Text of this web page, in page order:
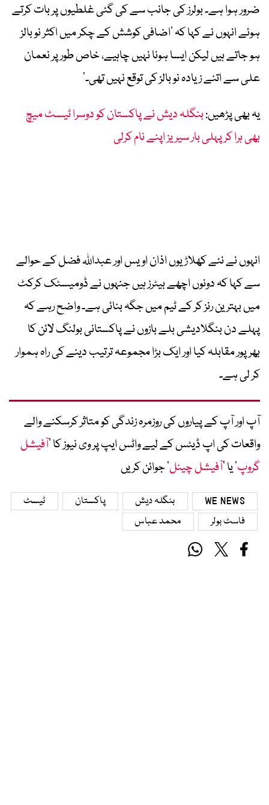
ضرور ہوا ہے۔ بولرز کی جانب سے کی گئی غلطیوں پر بات کرتے
ہوئے انہوں نے کہا کہ ’اضافی کوشش کے چکر میں اکثر نو بالز
ہو جاتے ہیں لیکن ایسا ہونا نہیں چاہیے، خاص طور پر نعمان
علی سے اتنے زیادہ نو بالز کی توقع نہیں تھی۔‘
یہ بھی پڑھیں:بنگلہ دیش نے پاکستان کو دوسرا ٹیسٹ میچ
بھی ہرا کر پہلی بار سیریز اپنے نام کرلی
انہوں نے نئے کھلاڑیوں اذان اویس اور عبداللہ فضل کے حوالے
سے کہا کہ دونوں اچھے بیٹرز ہیں جنہوں نے ڈومیسٹک کرکٹ
میں بہترین رنز کر کے ٹیم میں جگہ بنائی ہے۔ واضح رہے کہ
پہلے دن بنگلادیشی بلے بازوں نے پاکستانی بولنگ لائن کا
بھرپور مقابلہ کیا اور ایک بڑا مجموعہ ترتیب دینے کی راہ ہموار
کر لی ہے۔
آپ اور آپ کے پیاروں کی روزمرہ زندگی کو متاثر کرسکنے والے
واقعات کی اپ ڈیٹس کے لیے واٹس ایپ پر وی نیوز کا ’آفیشل
گروپ‘ یا ’آفیشل چینل‘ جوائن کریں
WE NEWS بنگلہ دیش پاکستان
ٹیسٹ
فاسٹ بولر
محمد عباس